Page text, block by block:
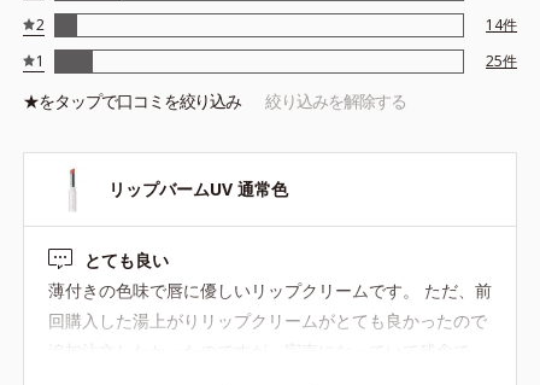
2
14件
1
25件
★をタップで口コミを絞り込み 絞り込みを解除する
リップバームUV 通常色
とても良い
薄付きの色味で唇に優しいリップクリームです。 ただ、前
回購入した湯上がりリップクリームがとても良かったので
追加注文したかったのですが、完売になっていて残念で